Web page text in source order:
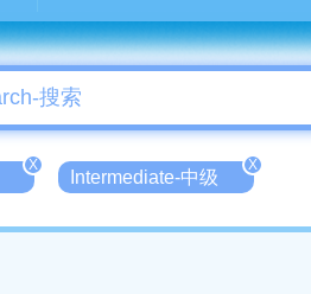
X
Intermediate-中级
X